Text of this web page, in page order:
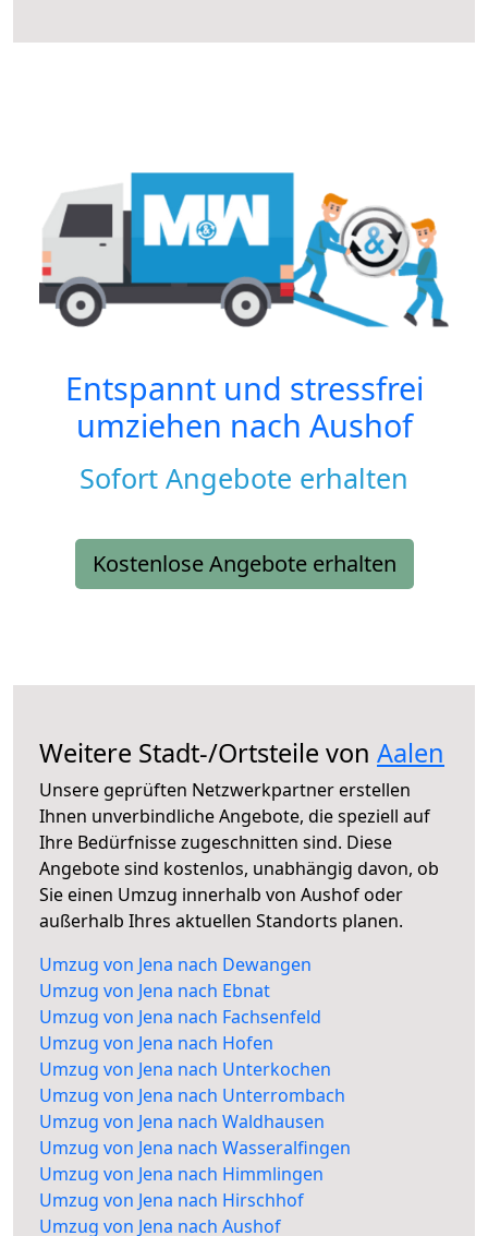
Entspannt und stressfrei
umziehen nach Aushof
Sofort Angebote erhalten
Kostenlose Angebote erhalten
Weitere Stadt-/Ortsteile von Aalen
Unsere geprüften Netzwerkpartner erstellen
Ihnen unverbindliche Angebote, die speziell auf
Ihre Bedürfnisse zugeschnitten sind. Diese
Angebote sind kostenlos, unabhängig davon, ob
Sie einen Umzug innerhalb von Aushof oder
außerhalb Ihres aktuellen Standorts planen.
Umzug von Jena nach Dewangen
Umzug von Jena nach Ebnat
Umzug von Jena nach Fachsenfeld
Umzug von Jena nach Hofen
Umzug von Jena nach Unterkochen
Umzug von Jena nach Unterrombach
Umzug von Jena nach Waldhausen
Umzug von Jena nach Wasseralfingen
Umzug von Jena nach Himmlingen
Umzug von Jena nach Hirschhof
Umzug von Jena nach Aushof